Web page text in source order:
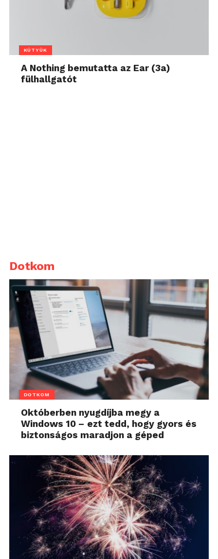
KÜTYÜK
A Nothing bemutatta az Ear (3a)
fülhallgatót
Dotkom
DOTKOM
Októberben nyugdíjba megy a
Windows 10 – ezt tedd, hogy gyors és
biztonságos maradjon a géped